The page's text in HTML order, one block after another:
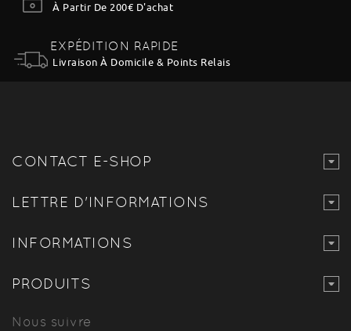
À Partir De 200€ D'achat
EXPÉDITION RAPIDE
Livraison À Domicile & Points Relais
CONTACT E-SHOP
LETTRE D'INFORMATIONS
INFORMATIONS
PRODUITS
Nous suivre